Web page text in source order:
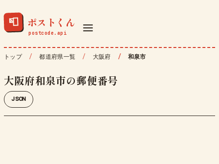
📮 ポストくん
トップ 都道府県一覧 大阪府 和泉市
大阪府和泉市の郵便番号
JSON